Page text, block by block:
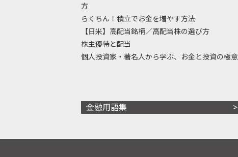
方
らくちん！積立でお金を増やす方法
【日米】高配当銘柄／高配当株の選び方
株主優待と配当
個人投資家・著名人から学ぶ、お金と投資の極意
金融用語集